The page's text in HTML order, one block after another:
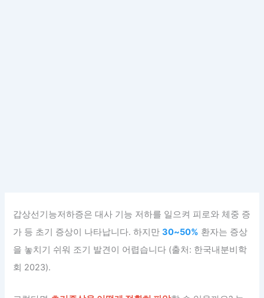
갑상선기능저하증은 대사 기능 저하를 일으켜 피로와 체중 증
가 등 초기 증상이 나타납니다. 하지만30~50% 환자는 증상
을 놓치기 쉬워 조기 발견이 어렵습니다 (출처: 한국내분비학
회 2023).